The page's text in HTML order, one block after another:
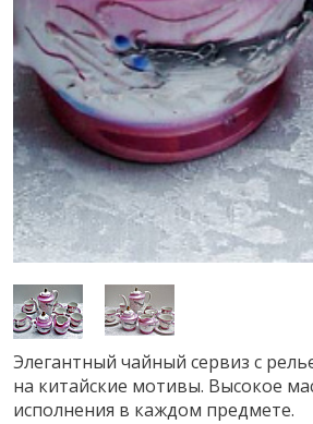
Элегантный чайный сервиз с
на китайские мотивы. Высокое
исполнения в каждом предмете.